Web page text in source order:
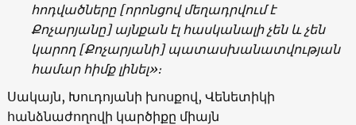
հոդվածները [որոնցով մեղադրվում է
Քոչարյանը]այնքան էլ հասկանալի չեն և չեն
կարող [Քոչարյանի]պատասխանատվության
համար հիմք լինել»։
Սակայն, Խուդոյանի խոսքով, Վենետիկի
հանձնաժողովի կարծիքը միայն